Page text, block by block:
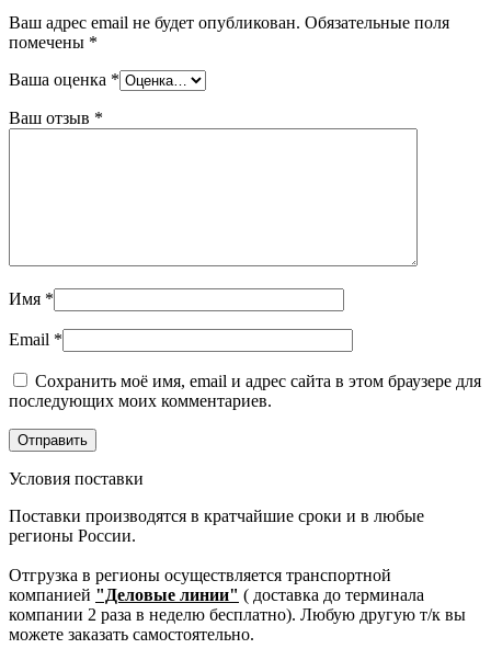
Ваш адрес email не будет опубликован. Обязательные поля
помечены *
Ваша оценка *
Ваш отзыв *
Имя *
Email *
Сохранить моё имя, email и адрес сайта в этом браузере для
последующих моих комментариев.
Условия поставки
Поставки производятся в кратчайшие сроки и в любые
регионы России.
Отгрузка в регионы осуществляется транспортной
компанией "Деловые линии" ( доставка до терминала
компании 2 раза в неделю бесплатно). Любую другую т/к вы
можете заказать самостоятельно.